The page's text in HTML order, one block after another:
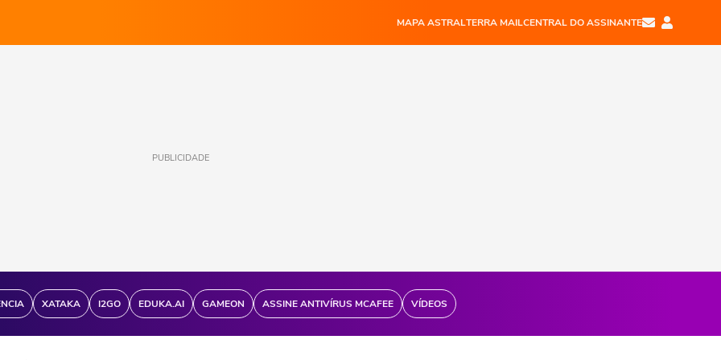
MAPA ASTRALTERRA MAILCENTRAL DO ASSINANTE
PUBLICIDADE
XATAKA I2GO EDUKA.AI GAMEON ASSINE ANTIVÍRUS MCAFEE VÍDEOS